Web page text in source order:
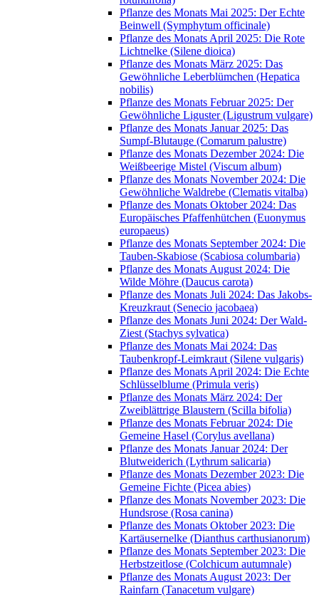
Pflanze des Monats Mai 2025: Der Echte
Beinwell (Symphytum officinale)
Pflanze des Monats April 2025: Die Rote
Lichtnelke (Silene dioica)
Pflanze des Monats März 2025: Das
Gewöhnliche Leberblümchen (Hepatica
nobilis)
Pflanze des Monats Februar 2025: Der
Gewöhnliche Liguster (Ligustrum vulgare)
Pflanze des Monats Januar 2025: Das
Sumpf-Blutauge (Comarum palustre)
Pflanze des Monats Dezember 2024: Die
Weißbeerige Mistel (Viscum album)
Pflanze des Monats November 2024: Die
Gewöhnliche Waldrebe (Clematis vitalba)
Pflanze des Monats Oktober 2024: Das
Europäisches Pfaffenhütchen (Euonymus
europaeus)
Pflanze des Monats September 2024: Die
Tauben-Skabiose (Scabiosa columbaria)
Pflanze des Monats August 2024: Die
Wilde Möhre (Daucus carota)
Pflanze des Monats Juli 2024: Das Jakobs-
Kreuzkraut (Senecio jacobaea)
Pflanze des Monats Juni 2024: Der Wald-
Ziest (Stachys sylvatica)
Pflanze des Monats Mai 2024: Das
Taubenkropf-Leimkraut (Silene vulgaris)
Pflanze des Monats April 2024: Die Echte
Schlüsselblume (Primula veris)
Pflanze des Monats März 2024: Der
Zweiblättrige Blaustern (Scilla bifolia)
Pflanze des Monats Februar 2024: Die
Gemeine Hasel (Corylus avellana)
Pflanze des Monats Januar 2024: Der
Blutweiderich (Lythrum salicaria)
Pflanze des Monats Dezember 2023: Die
Gemeine Fichte (Picea abies)
Pflanze des Monats November 2023: Die
Hundsrose (Rosa canina)
Pflanze des Monats Oktober 2023: Die
Kartäusernelke (Dianthus carthusianorum)
Pflanze des Monats September 2023: Die
Herbstzeitlose (Colchicum autumnale)
Pflanze des Monats August 2023: Der
Rainfarn (Tanacetum vulgare)